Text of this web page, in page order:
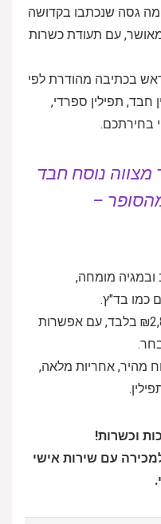
גסה שנכתבו בקדושה
עם תעודת כשרות
בכתיבה מהודרת לפי
חבד, תפילין ספרדי,
בחירתכם.
מצווה נוסח חבד
–
ובמגיה מומחה,
כמו בד"ץ.
מחיר תפילין אצלנו מתחיל מ-₪2,800 בלבד, עם אפשרות
מהיר, אחריות מלאה,
וכשרות!
עם שירות אישי